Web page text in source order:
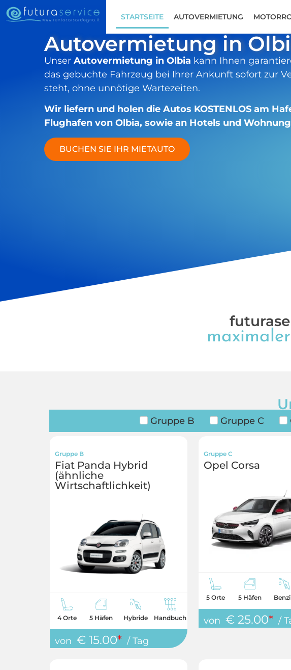
STARTSEITE AUTOVERMIETUNG
Autovermietung in
Unser Autovermietung in Olbia kann Ihnen
das gebuchte Fahrzeug bei Ihrer Ankunft sofort zur
steht, ohne unnötige Wartezeiten.
Wir liefern und holen die Autos KOSTENLOS am
Flughafen von Olbia, sowie an Hotels und
BUCHEN SIE IHR MIETAUTO
Gruppe B Gruppe C
Gruppe B
Fiat Panda Hybrid
(ähnliche
Wirtschaftlichkeit)
4 Orte 5 Häfen Hybride Handbuch
von € 15.00* / Tag
Gruppe C
Opel Corsa
5 Orte 5 Häfen
von € 25.00* /